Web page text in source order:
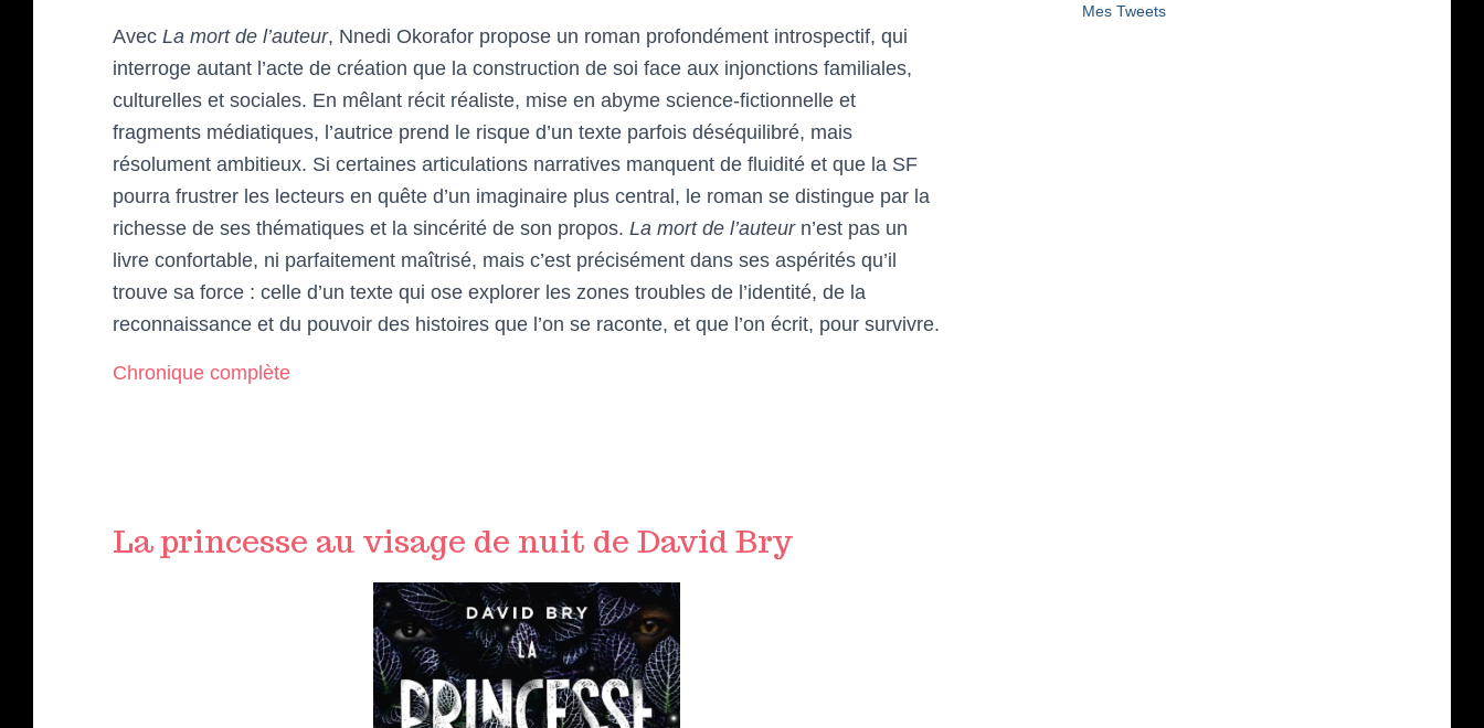
Avec La mort de l’auteur, Nnedi Okorafor propose un roman profondément introspectif, qui
interroge autant l’acte de création que la construction de soi face aux injonctions familiales,
culturelles et sociales. En mêlant récit réaliste, mise en abyme science-fictionnelle et
fragments médiatiques, l’autrice prend le risque d’un texte parfois déséquilibré, mais
résolument ambitieux. Si certaines articulations narratives manquent de fluidité et que la SF
pourra frustrer les lecteurs en quête d’un imaginaire plus central, le roman se distingue par la
richesse de ses thématiques et la sincérité de son propos. La mort de l’auteurn’est pas un
livre confortable, ni parfaitement maîtrisé, mais c’est précisément dans ses aspérités qu’il
trouve sa force : celle d’un texte qui ose explorer les zones troubles de l’identité, de la
reconnaissance et du pouvoir des histoires que l’on se raconte, et que l’on écrit, pour survivre.
Chronique complète
La princesse au visage de nuit de David Bry
Mes Tweets